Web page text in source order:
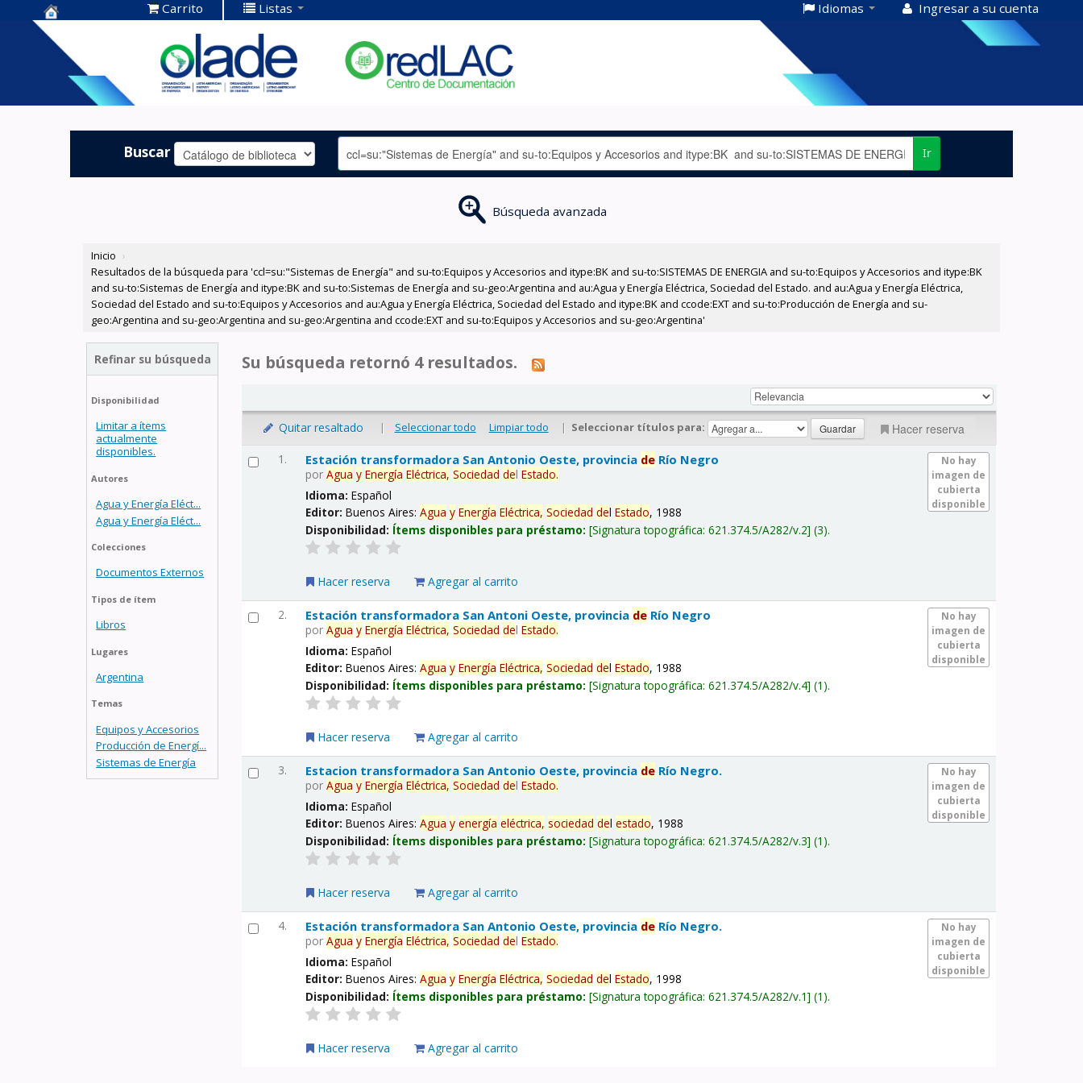
Centro de
Documentación
OLADE -
Carrito Listas Idiomas Ingresar a su cuenta
Buscar Ir
Búsqueda avanzada
Inicio ›
Resultados de la búsqueda para 'ccl=su:"Sistemas de Energía" and su-to:Equipos y Accesorios and itype:BK and su-to:SISTEMAS DE ENERGIA and su-to:Equipos y Accesorios and itype:BK
and su-to:Sistemas de Energía and itype:BK and su-to:Sistemas de Energía and su-geo:Argentina and au:Agua y Energía Eléctrica, Sociedad del Estado. and au:Agua y Energía Eléctrica,
Sociedad del Estado and su-to:Equipos y Accesorios and au:Agua y Energía Eléctrica, Sociedad del Estado and itype:BK and ccode:EXT and su-to:Producción de Energía and su-
geo:Argentina and su-geo:Argentina and su-geo:Argentina and ccode:EXT and su-to:Equipos y Accesorios and su-geo:Argentina'
Refinar su búsqueda
Disponibilidad
Limitar a ítems
actualmente
disponibles.
Autores
Agua y Energía Eléct...
Agua y Energía Eléct...
Colecciones
Documentos Externos
Tipos de ítem
Libros
Lugares
Argentina
Temas
Equipos y Accesorios
Producción de Energí...
Sistemas de Energía
Su búsqueda retornó 4 resultados.
Quitar resaltado | Seleccionar todo Limpiar todo | Seleccionar títulos para: Hacer reserva
1.
No hay
imagen de
cubierta
disponible
Estación transformadora San Antonio Oeste, provincia de Río Negro
porAgua y Energía Eléctrica, Sociedad delEstado.
Idioma:Español
Editor:Buenos Aires:Agua y Energía Eléctrica, Sociedad delEstado, 1988
Disponibilidad: Ítems disponibles para préstamo: Signatura topográfica:621.374.5/A282/v.2 (3).
Hacer reserva Agregar al carrito
2.
No hay
imagen de
cubierta
disponible
Estación transformadora San Antoni Oeste, provincia de Río Negro
porAgua y Energía Eléctrica, Sociedad delEstado.
Idioma:Español
Editor:Buenos Aires:Agua y Energía Eléctrica, Sociedad delEstado, 1988
Disponibilidad: Ítems disponibles para préstamo: Signatura topográfica:621.374.5/A282/v.4 (1).
Hacer reserva Agregar al carrito
3.
No hay
imagen de
cubierta
disponible
Estacion transformadora San Antonio Oeste, provincia de Río Negro.
porAgua y Energía Eléctrica, Sociedad delEstado.
Idioma:Español
Editor:Buenos Aires:Agua y energía eléctrica, sociedad delestado, 1988
Disponibilidad: Ítems disponibles para préstamo: Signatura topográfica:621.374.5/A282/v.3 (1).
Hacer reserva Agregar al carrito
4.
No hay
imagen de
cubierta
disponible
Estación transformadora San Antonio Oeste, provincia de Río Negro.
porAgua y Energía Eléctrica, Sociedad delEstado.
Idioma:Español
Editor:Buenos Aires:Agua y Energía Eléctrica, Sociedad delEstado, 1998
Disponibilidad: Ítems disponibles para préstamo: Signatura topográfica:621.374.5/A282/v.1 (1).
Hacer reserva Agregar al carrito